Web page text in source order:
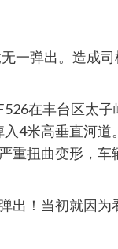
一弹出。造成
在丰台区太
4米高垂直河
扭曲变形，
！当初就因